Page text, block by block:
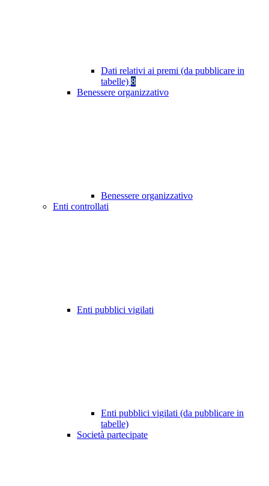
Dati relativi ai premi (da pubblicare in
tabelle) 8
Benessere organizzativo
Benessere organizzativo
Enti controllati
Enti pubblici vigilati
Enti pubblici vigilati (da pubblicare in
tabelle)
Società partecipate